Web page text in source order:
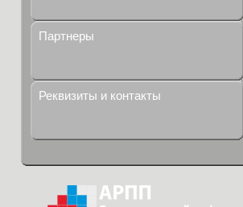
Партнеры
Реквизиты и контакты